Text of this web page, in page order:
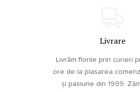
Livrare
Livrăm florile prin curieri
ore de la plasarea
și pasiune din 1999.